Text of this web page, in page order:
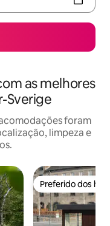
as melhores
Sverige
foram
limpeza e
Preferido dos
Preferido dos